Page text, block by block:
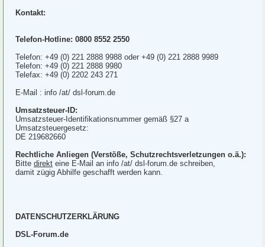
Kontakt:
Telefon-Hotline: 0800 8552 2550
Telefon: +49 (0) 221 2888 9988 oder +49 (0) 221 2888 9989
Telefon: +49 (0) 221 2888 9980
Telefax: +49 (0) 2202 243 271
E-Mail : info /at/ dsl-forum.de
Umsatzsteuer-ID:
Umsatzsteuer-Identifikationsnummer gemäß §27 a
Umsatzsteuergesetz:
DE 219682660
Rechtliche Anliegen (Verstöße, Schutzrechtsverletzungen o.ä.):
Bitte direkt eine E-Mail an info /at/ dsl-forum.de schreiben,
damit zügig Abhilfe geschafft werden kann.
DATENSCHUTZERKLÄRUNG
DSL-Forum.de